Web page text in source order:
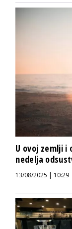
U ovoj zemlji i
nedelja
13/08/2025 | 10:29